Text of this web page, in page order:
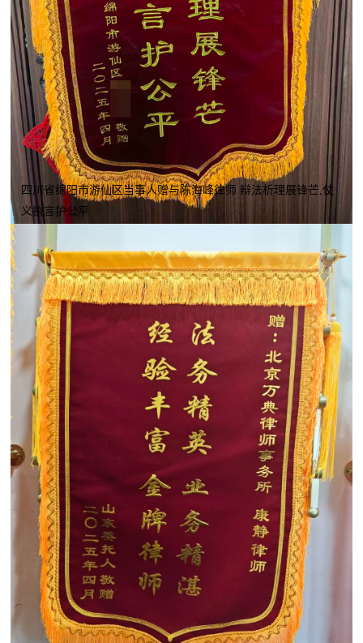
四川省绵阳市游仙区当事人赠与陈海峰律师 辩法析理展锋芒,仗
义执言护公平